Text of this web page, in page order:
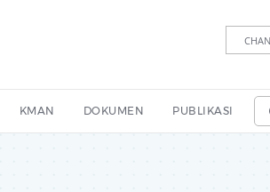
KMAN DOKUMEN PUBLIKASI